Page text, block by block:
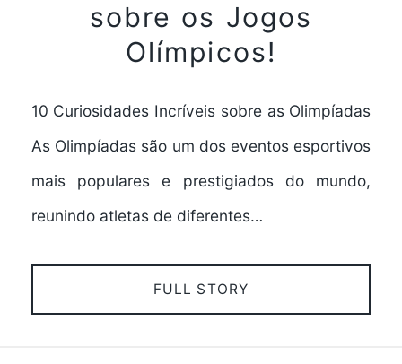
sobre os Jogos
Olímpicos!
10 Curiosidades Incríveis sobre as Olimpíadas
As Olimpíadas são um dos eventos esportivos
mais populares e prestigiados do mundo,
reunindo atletas de diferentes…
FULL STORY